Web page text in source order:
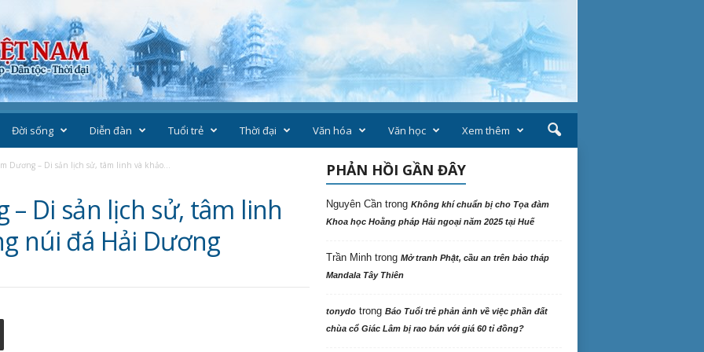
Đời sống Diễn đàn Tuổi trẻ Thời đại Văn hóa Văn học Xem thêm
Dương – Di sản lịch sử, tâm linh và khảo...
– Di sản lịch sử, tâm linh
núi đá Hải Dương
PHẢN HỒI GẦN ĐÂY
Nguyên Cầntrong Không khí chuẩn bị cho Tọa đàm
Khoa học Hoằng pháp Hải ngoại năm 2025 tại Huế
Trần Minhtrong Mở tranh Phật, cầu an trên bảo tháp
Mandala Tây Thiên
tonydotrong Báo Tuổi trẻ phản ảnh về việc phần đất
chùa cổ Giác Lâm bị rao bán với giá 60 tỉ đồng?